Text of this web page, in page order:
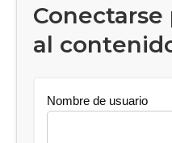
al
Nombre de usuario